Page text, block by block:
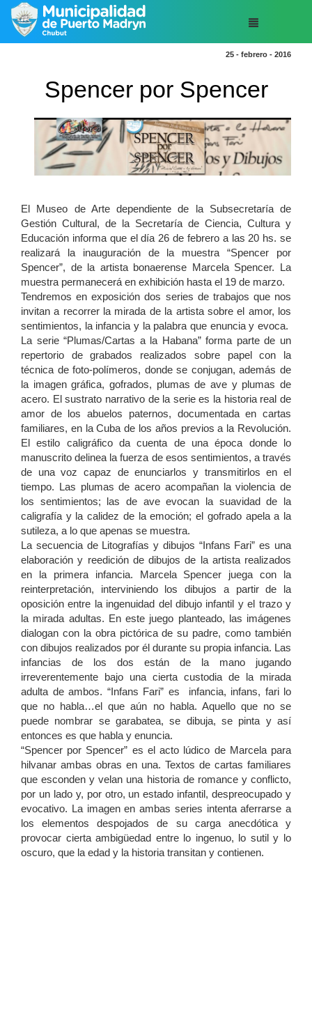
25 - febrero - 2016
Spencer por Spencer
El Museo de Arte dependiente de la Subsecretaría de
Gestión Cultural, de la Secretaría de Ciencia, Cultura y
Educación informa que el día 26 de febrero a las 20 hs. se
realizará la inauguración de la muestra “Spencer por
Spencer”, de la artista bonaerense Marcela Spencer. La
muestra permanecerá en exhibición hasta el 19 de marzo.
Tendremos en exposición dos series de trabajos que nos
invitan a recorrer la mirada de la artista sobre el amor, los
sentimientos, la infancia y la palabra que enuncia y evoca.
La serie “Plumas/Cartas a la Habana” forma parte de un
repertorio de grabados realizados sobre papel con la
técnica de foto-polímeros, donde se conjugan, además de
la imagen gráfica, gofrados, plumas de ave y plumas de
acero. El sustrato narrativo de la serie es la historia real de
amor de los abuelos paternos, documentada en cartas
familiares, en la Cuba de los años previos a la Revolución.
El estilo caligráfico da cuenta de una época donde lo
manuscrito delinea la fuerza de esos sentimientos, a través
de una voz capaz de enunciarlos y transmitirlos en el
tiempo. Las plumas de acero acompañan la violencia de
los sentimientos; las de ave evocan la suavidad de la
caligrafía y la calidez de la emoción; el gofrado apela a la
sutileza, a lo que apenas se muestra.
La secuencia de Litografías y dibujos “Infans Fari” es una
elaboración y reedición de dibujos de la artista realizados
en la primera infancia. Marcela Spencer juega con la
reinterpretación, interviniendo los dibujos a partir de la
oposición entre la ingenuidad del dibujo infantil y el trazo y
la mirada adultas. En este juego planteado, las imágenes
dialogan con la obra pictórica de su padre, como también
con dibujos realizados por él durante su propia infancia. Las
infancias de los dos están de la mano jugando
irreverentemente bajo una cierta custodia de la mirada
adulta de ambos. “Infans Fari” es infancia, infans, fari lo
que no habla…el que aún no habla. Aquello que no se
puede nombrar se garabatea, se dibuja, se pinta y así
entonces es que habla y enuncia.
“Spencer por Spencer” es el acto lúdico de Marcela para
hilvanar ambas obras en una. Textos de cartas familiares
que esconden y velan una historia de romance y conflicto,
por un lado y, por otro, un estado infantil, despreocupado y
evocativo. La imagen en ambas series intenta aferrarse a
los elementos despojados de su carga anecdótica y
provocar cierta ambigüedad entre lo ingenuo, lo sutil y lo
oscuro, que la edad y la historia transitan y contienen.